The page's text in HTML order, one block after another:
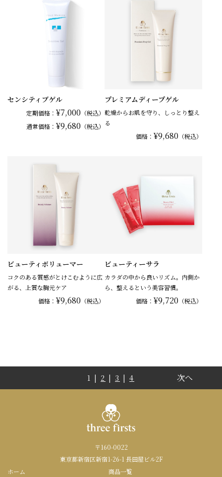
センシティブゲル
定期価格：¥7,000 （税込）
通常価格：¥9,680 （税込）
プレミアムディープゲル
乾燥からお肌を守り、しっとり整え
る
価格： ¥9,680 （税込）
ビューティボリューマー
コクのある質感がとけこむように広
がる、上質な胸元ケア
価格：¥9,680 （税込）
ビューティーサラ
カラダの中から良いリズム。内側か
ら、整えるという美容習慣。
価格： ¥9,720 （税込）
1 | 2 | 3 | 4 次へ
〒160-0022
東京都新宿区新宿1-26-1 長田屋ビル2F
ホーム
商品一覧